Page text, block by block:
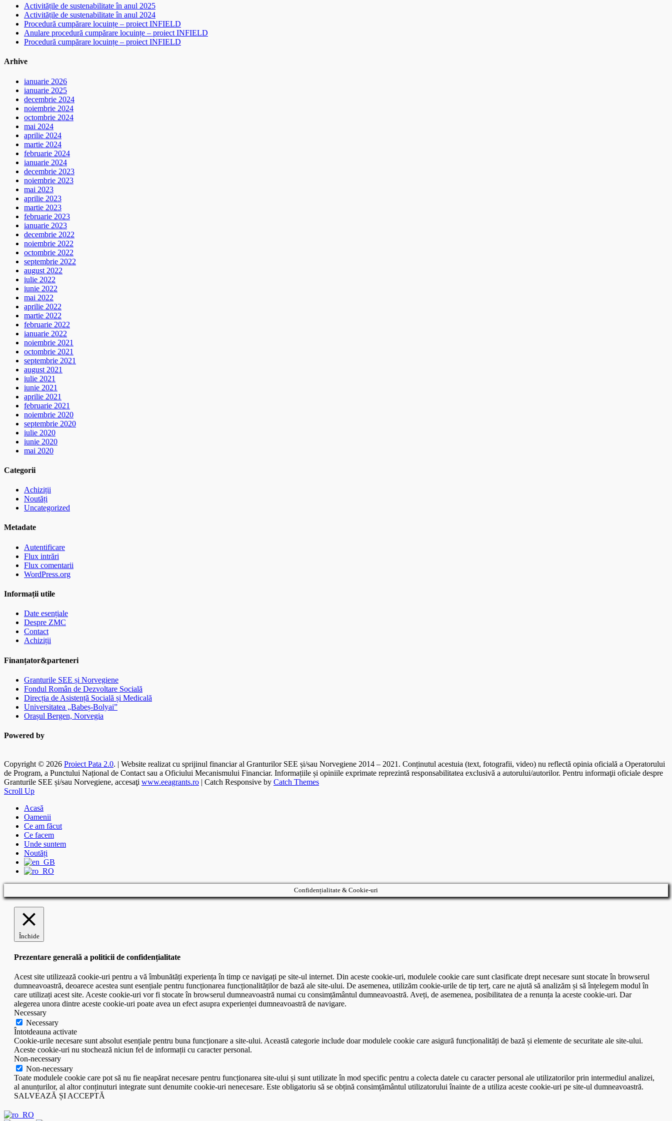
Activitățile de sustenabilitate în anul 2025
Activitățile de sustenabilitate în anul 2024
Procedură cumpărare locuințe – proiect INFIELD
Anulare procedură cumpărare locuințe – proiect INFIELD
Procedură cumpărare locuințe – proiect INFIELD
Arhive
ianuarie 2026
ianuarie 2025
decembrie 2024
noiembrie 2024
octombrie 2024
mai 2024
aprilie 2024
martie 2024
februarie 2024
ianuarie 2024
decembrie 2023
noiembrie 2023
mai 2023
aprilie 2023
martie 2023
februarie 2023
ianuarie 2023
decembrie 2022
noiembrie 2022
octombrie 2022
septembrie 2022
august 2022
iulie 2022
iunie 2022
mai 2022
aprilie 2022
martie 2022
februarie 2022
ianuarie 2022
noiembrie 2021
octombrie 2021
septembrie 2021
august 2021
iulie 2021
iunie 2021
aprilie 2021
februarie 2021
noiembrie 2020
septembrie 2020
iulie 2020
iunie 2020
mai 2020
Categorii
Achiziții
Noutăți
Uncategorized
Metadate
Autentificare
Flux intrări
Flux comentarii
WordPress.org
Informații utile
Date esențiale
Despre ZMC
Contact
Achiziții
Finanțator&parteneri
Granturile SEE și Norvegiene
Fondul Român de Dezvoltare Socială
Direcția de Asistență Socială și Medicală
Universitatea „Babeș-Bolyai”
Orașul Bergen, Norvegia
Powered by
Copyright © 2026 Proiect Pata 2.0. | Website realizat cu sprijinul financiar al Granturilor SEE și/sau Norvegiene 2014 – 2021. Conținutul acestuia (text, fotografii, video) nu reflectă opinia oficială a Operatorului
de Program, a Punctului Național de Contact sau a Oficiului Mecanismului Financiar. Informațiile și opiniile exprimate reprezintă responsabilitatea exclusivă a autorului/autorilor. Pentru informaţii oficiale despre
Granturile SEE și/sau Norvegiene, accesaţi www.eeagrants.ro | Catch Responsive by Catch Themes
Scroll Up
Acasă
Oamenii
Ce am făcut
Ce facem
Unde suntem
Noutăți
Confidențialitate & Cookie-uri
Închide
Prezentare generală a politicii de confidențialitate
Acest site utilizează cookie-uri pentru a vă îmbunătăți experiența în timp ce navigați pe site-ul internet. Din aceste cookie-uri, modulele cookie care sunt clasificate drept necesare sunt stocate în browserul
dumneavoastră, deoarece acestea sunt esențiale pentru funcționarea funcționalităților de bază ale site-ului. De asemenea, utilizăm cookie-urile de tip terț, care ne ajută să analizăm și să înțelegem modul în
care utilizați acest site. Aceste cookie-uri vor fi stocate în browserul dumneavoastră numai cu consimțământul dumneavoastră. Aveți, de asemenea, posibilitatea de a renunța la aceste cookie-uri. Dar
alegerea unora dintre aceste cookie-uri poate avea un efect asupra experienței dumneavoastră de navigare.
Necessary
Necessary
Întotdeauna activate
Cookie-urile necesare sunt absolut esențiale pentru buna funcționare a site-ului. Această categorie include doar modulele cookie care asigură funcționalități de bază și elemente de securitate ale site-ului.
Aceste cookie-uri nu stochează niciun fel de informații cu caracter personal.
Non-necessary
Non-necessary
Toate modulele cookie care pot să nu fie neapărat necesare pentru funcționarea site-ului și sunt utilizate în mod specific pentru a colecta datele cu caracter personal ale utilizatorilor prin intermediul analizei,
al anunțurilor, al altor conținuturi integrate sunt denumite cookie-uri nenecesare. Este obligatoriu să se obțină consimțământul utilizatorului înainte de a utiliza aceste cookie-uri pe site-ul dumneavoastră.
SALVEAZĂ ȘI ACCEPTĂ